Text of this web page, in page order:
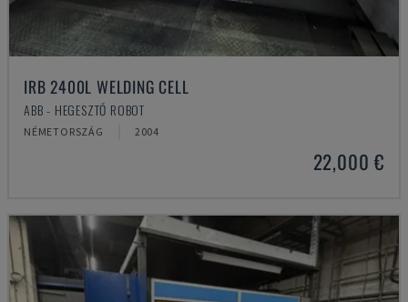
IRB 2400L WELDING CELL
ABB - HEGESZTŐ ROBOT
NÉMETORSZÁG 2004
22,000 €